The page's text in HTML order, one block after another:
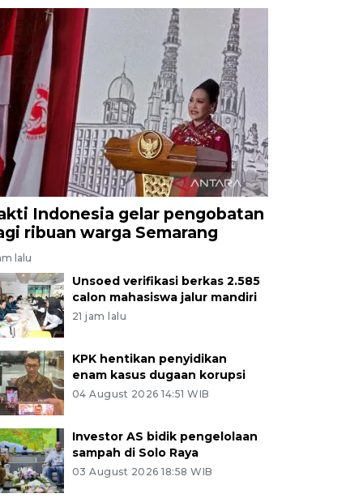
Indonesia gelar pengobatan
ribuan warga Semarang
lalu
Unsoed verifikasi berkas 2.585
calon mahasiswa jalur mandiri
21 jam lalu
KPK hentikan penyidikan
enam kasus dugaan korupsi
04 August 2026 14:51 WIB
Investor AS bidik pengelolaan
sampah di Solo Raya
03 August 2026 18:58 WIB